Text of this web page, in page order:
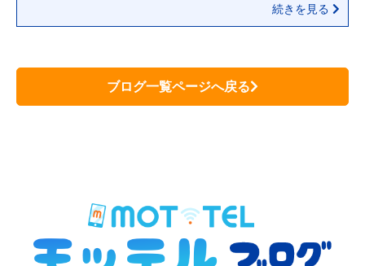
続きを見る
ブログ一覧ページへ戻る